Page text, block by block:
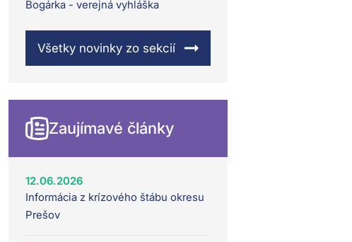
Bogárka - verejná vyhláška
Všetky novinky zo sekcií
Zaujímavé články
12.06.2026
Informácia z krízového štábu okresu
Prešov